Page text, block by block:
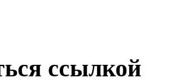
ссылкой